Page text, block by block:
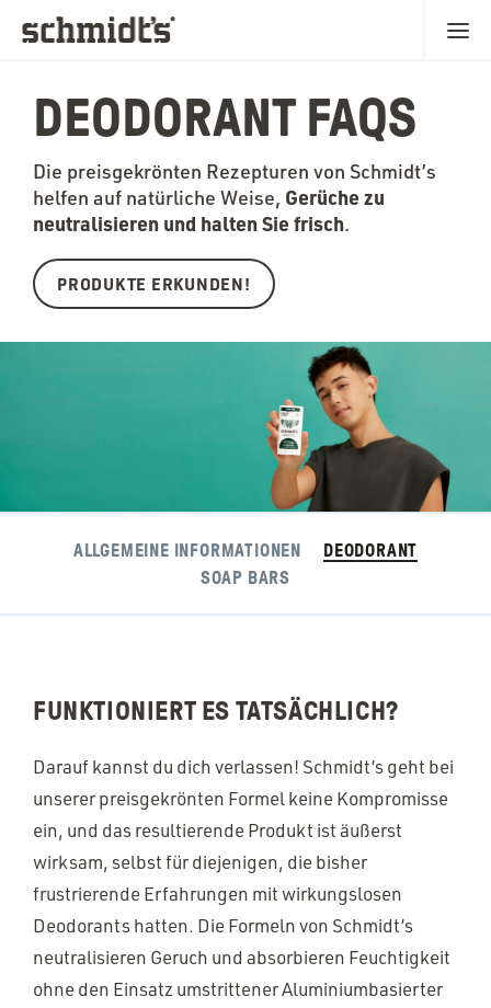
DEODORANT FAQS
Die preisgekrönten Rezepturen von Schmidt’s
helfen auf natürliche Weise, Gerüche zu
neutralisieren und halten Sie frisch.
PRODUKTE ERKUNDEN!
ALLGEMEINE INFORMATIONEN
DEODORANT
SOAP BARS
FUNKTIONIERT ES TATSÄCHLICH?
Darauf kannst du dich verlassen! Schmidt’s geht bei
unserer preisgekrönten Formel keine Kompromisse
ein, und das resultierende Produkt ist äußerst
wirksam, selbst für diejenigen, die bisher
frustrierende Erfahrungen mit wirkungslosen
Deodorants hatten. Die Formeln von Schmidt’s
neutralisieren Geruch und absorbieren Feuchtigkeit
ohne den Einsatz umstrittener Aluminiumbasierter